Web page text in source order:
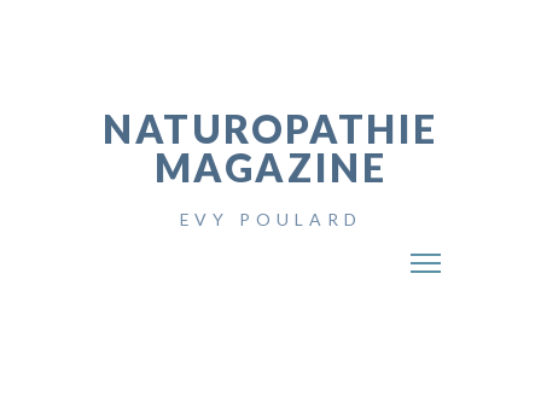
NATUROPATHIE
MAGAZINE
EVY POULARD